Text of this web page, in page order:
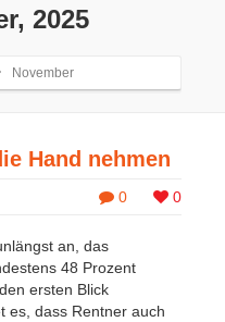
2025
November
Hand nehmen
0 0
an, das
48 Prozent
ersten Blick
es, dass Rentner auch